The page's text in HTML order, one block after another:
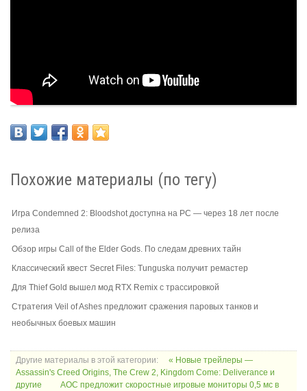
Похожие материалы (по тегу)
Игра Condemned 2: Bloodshot доступна на PC — через 18 лет после
релиза
Обзор игры Call of the Elder Gods. По следам древних тайн
Классический квест Secret Files: Tunguska получит ремастер
Для Thief Gold вышел мод RTX Remix с трассировкой
Стратегия Veil of Ashes предложит сражения паровых танков и
необычных боевых машин
Другие материалы в этой категории:
« Новые трейлеры —
Assassin's Creed Origins, The Crew 2, Kingdom Come: Deliverance и
другие
AOC предложит скоростные игровые мониторы 0,5 мс в